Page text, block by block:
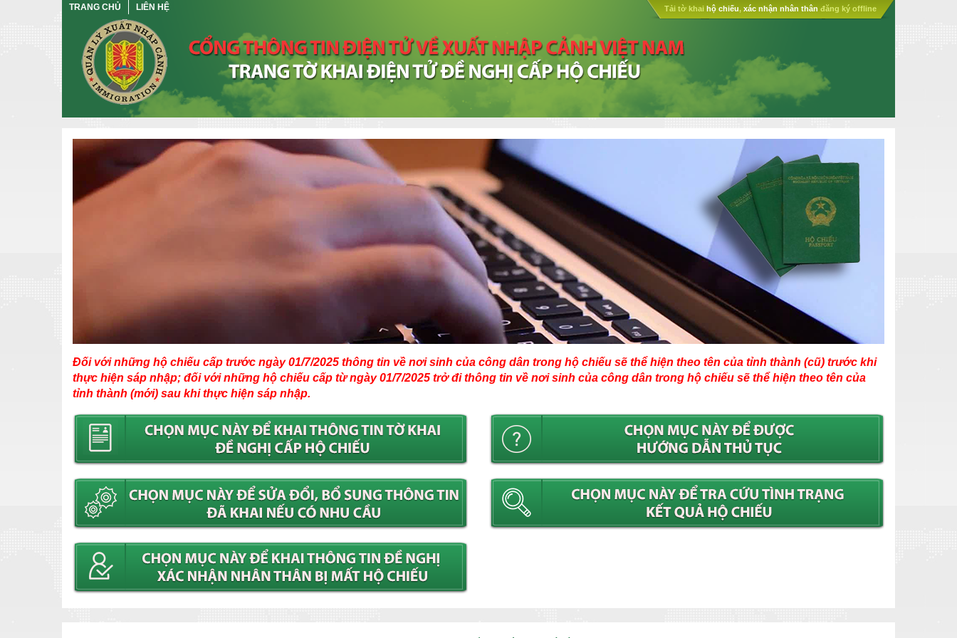
TRANG CHỦ LIÊN HỆ Tải tờ khai hộ chiếu, xác nhận nhân thân đăng ký offline
Đối với những hộ chiếu cấp trước ngày 01/7/2025 thông tin về nơi sinh của công dân trong hộ chiếu sẽ thể hiện theo tên của tỉnh thành (cũ) trước khi
thực hiện sáp nhập; đối với những hộ chiếu cấp từ ngày 01/7/2025 trở đi thông tin về nơi sinh của công dân trong hộ chiếu sẽ thể hiện theo tên của
tỉnh thành (mới) sau khi thực hiện sáp nhập.